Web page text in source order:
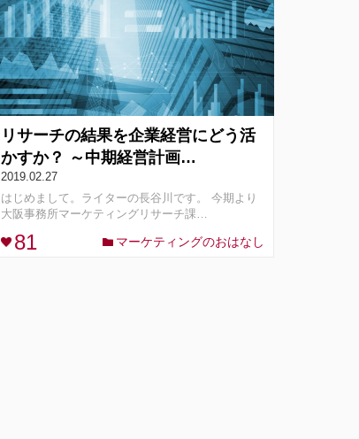
リサーチの結果を企業経営にどう活
かすか？ ～中期経営計画…
2019.02.27
はじめまして。ライターの長谷川です。 今期より
大阪事務所マーケティングリサーチ課…
81 マーケティングのおはなし